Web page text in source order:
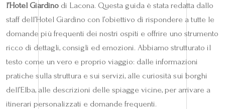
l’Hotel Giardino di Lacona. Questa guida è stata redatta dallo
staff dell’Hotel Giardino con l’obiettivo di rispondere a tutte le
domande più frequenti dei nostri ospiti e offrire uno strumento
ricco di dettagli, consigli ed emozioni. Abbiamo strutturato il
testo come un vero e proprio viaggio: dalle informazioni
pratiche sulla struttura e sui servizi, alle curiosità sui borghi
dell’Elba, alle descrizioni delle spiagge vicine, per arrivare a
itinerari personalizzati e domande frequenti.